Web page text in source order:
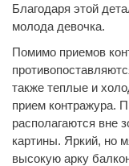
Благодаря этой
молода девочка.
Помимо приемов
также теплые и
прием контражура.
располагаются вне
картины. Яркий, но
высокую арку